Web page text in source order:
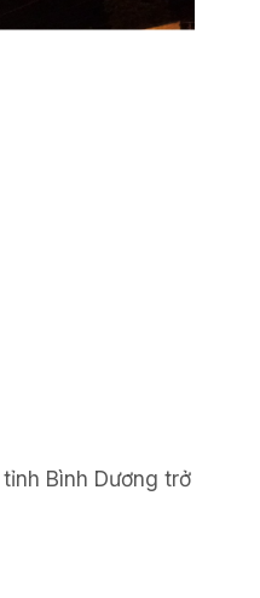
Bình Dương trở